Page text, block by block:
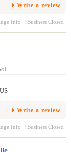
Write a review
Info] [Business Closed]
Write a review
Info] [Business Closed]